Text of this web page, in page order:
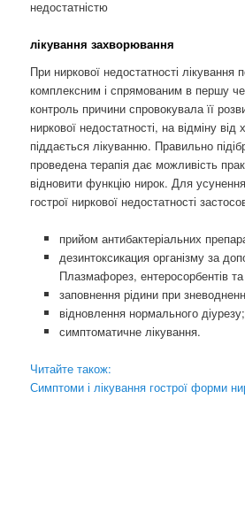
недостатністю
лікування захворювання
При ниркової недостатності лікування
комплексним і спрямованим в першу
контроль причини спровокувала її
ниркової недостатності, на відміну від
піддається лікуванню. Правильно
проведена терапія дає можливість
відновити функцію нирок. Для
гострої ниркової недостатності
прийом антибактеріальних
дезинтоксикация організму за
Плазмафорез, ентеросорбентів та
заповнення рідини при
відновлення нормального діурезу;
симптоматичне лікування.
Читайте також:
Симптоми і лікування гострої форми